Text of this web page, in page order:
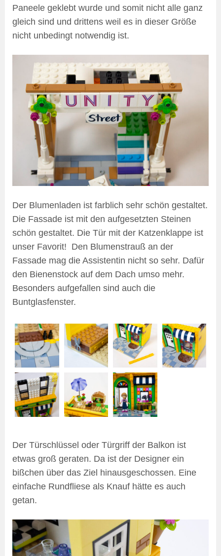
Paneele geklebt wurde und somit nicht alle ganz
gleich sind und drittens weil es in dieser Größe
nicht unbedingt notwendig ist.
Der Blumenladen ist farblich sehr schön gestaltet.
Die Fassade ist mit den aufgesetzten Steinen
schön gestaltet. Die Tür mit der Katzenklappe ist
unser Favorit! Den Blumenstrauß an der
Fassade mag die Assistentin nicht so sehr. Dafür
den Bienenstock auf dem Dach umso mehr.
Besonders aufgefallen sind auch die
Buntglasfenster.
Der Türschlüssel oder Türgriff der Balkon ist
etwas groß geraten. Da ist der Designer ein
bißchen über das Ziel hinausgeschossen. Eine
einfache Rundfliese als Knauf hätte es auch
getan.